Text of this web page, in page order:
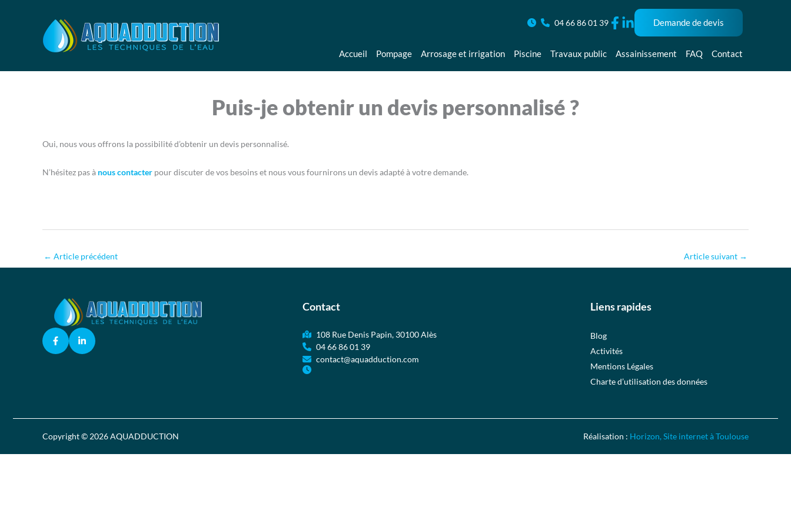
Accueil Pompage Arrosage et irrigation Piscine Travaux public Assainissement FAQ Contact
04 66 86 01 39 Demande de devis
Puis-je obtenir un devis personnalisé ?
Oui, nous vous offrons la possibilité d’obtenir un devis personnalisé.
N’hésitez pas à nous contacter pour discuter de vos besoins et nous vous fournirons un devis adapté à votre demande.
← Article précédent Article suivant →
Contact
108 Rue Denis Papin, 30100 Alès
04 66 86 01 39
contact@aquadduction.com
Liens rapides
Blog
Activités
Mentions Légales
Charte d’utilisation des données
Copyright © 2026 AQUADDUCTION Réalisation : Horizon, Site internet à Toulouse